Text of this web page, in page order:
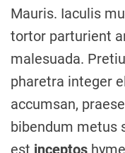
Mauris. Iaculis
tortor parturient
malesuada.
pharetra integer
accumsan,
bibendum metus
est inceptos